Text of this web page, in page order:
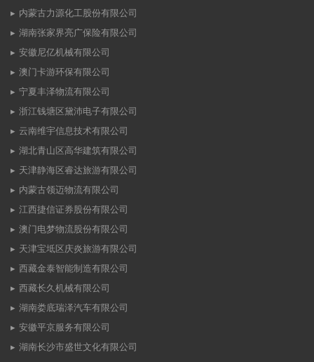
内蒙古力源化工股份有限公司
湖南张家界亮广保险有限公司
安徽尼亿机械有限公司
澳门卡游环保有限公司
宁夏丰泽物流有限公司
浙江钱塘区黛沛电子有限公司
云南维宇信息技术有限公司
湖北青山区高华建筑有限公司
天津静海区睿达旅游有限公司
内蒙古领迈物流有限公司
江西捷信证券股份有限公司
澳门电梦物流股份有限公司
天津宝坻区庆炎旅游有限公司
西藏金泰智能制造有限公司
西藏长久机械有限公司
湖南娄底瑞泽汽车有限公司
安徽平京服务有限公司
湖南长沙市盛世文化有限公司